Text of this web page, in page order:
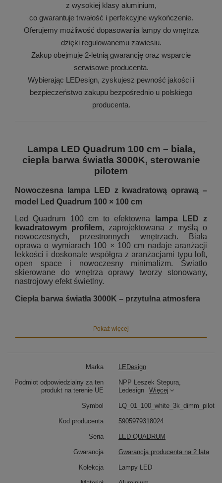
z wysokiej klasy aluminium,
co gwarantuje trwałość i perfekcyjne wykończenie.
Oferujemy możliwość dopasowania lampy do wnętrza
dzięki regulowanemu zawiesiu.
Zakup obejmuje 2-letnią gwarancję oraz wsparcie
serwisowe producenta.
Wybierając LEDesign, zyskujesz pewność jakości i
bezpieczeństwo zakupu bezpośrednio u polskiego
producenta.
Lampa LED Quadrum 100 cm – biała,
ciepła barwa światła 3000K, sterowanie
pilotem
Nowoczesna lampa LED z kwadratową oprawą –
model Led Quadrum 100 × 100 cm
Led Quadrum 100 cm to efektowna
lampa LED z
kwadratowym profilem, zaprojektowana z myślą o
nowoczesnych, przestronnych wnętrzach. Biała
oprawa o wymiarach 100 × 100 cm nadaje aranżacji
lekkości i doskonale współgra z aranżacjami typu loft,
open space i nowoczesny minimalizm. Światło
skierowane do wnętrza oprawy tworzy stonowany,
nastrojowy efekt świetlny.
Ciepła barwa światła 3000K – przytulna atmosfera
komfortowy klimat sprzyjający relaksowi i budowaniu
nastroju. Doskonale sprawdza się w strefach
salonie z wysokim sufitem.
Kwadratowa lampa LED do nowoczesnych wnętrz
Wymiar 100 × 100 cm sprawia, że Led Quadrum
świetnie spełni funkcję głównego źródła światła w:
Jadalni nad stołem
– równomierna iluminacja i
nowoczesny efekt wizualny
funkcjonalność i estetyka
minimalistyczny charakter
Sterowanie pilotem – wygoda użytkowania
Pokaż więcej
Marka LEDesign
Podmiot odpowiedzialny za ten
produkt na terenie UE
NPP Leszek Stepura,
Ledesign
Więcej
Symbol LQ_01_100_white_3k_dimm_pilot
Kod producenta 5905979318024
Seria LED QUADRUM
Gwarancja Gwarancja producenta na 2 lata
Kolekcja Lampy LED